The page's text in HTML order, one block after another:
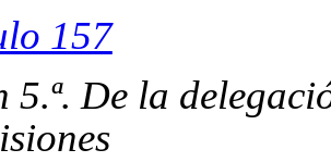
157
5.ª. De la